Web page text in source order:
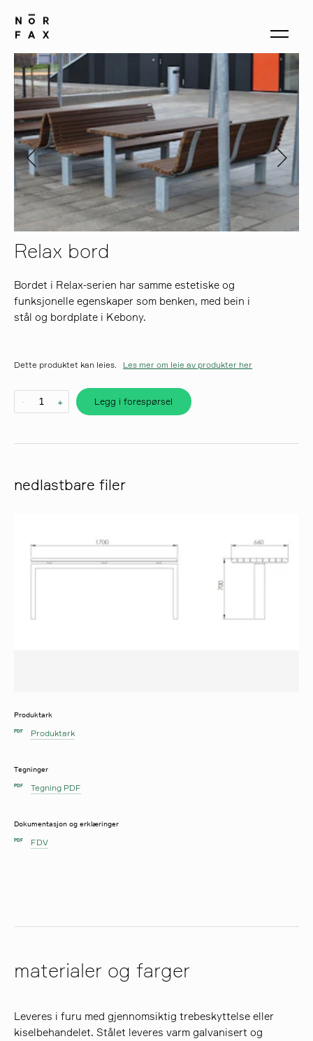
produkter
om oss
kontakt
Relax bord
Bordet i Relax-serien har samme estetiske og
funksjonelle egenskaper som benken, med bein i
stål og bordplate i Kebony.
Dette produktet kan leies. Les mer om leie av produkter her
- + Legg i forespørsel
nedlastbare filer
Produktark
PDF Produktark
Tegninger
PDF Tegning PDF
Dokumentasjon og erklæringer
PDF FDV
materialer og farger
Leveres i furu med gjennomsiktig trebeskyttelse eller
kiselbehandelet. Stålet leveres varm galvanisert og